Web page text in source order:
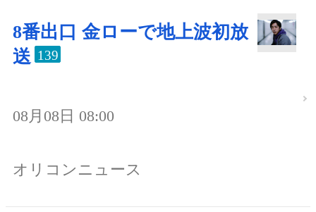
8番出口 金ローで地上波初放
送 139
08月08日 08:00
オリコンニュース